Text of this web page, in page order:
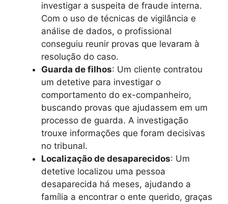
investigar a suspeita de fraude interna.
Com o uso de técnicas de vigilância e
análise de dados, o profissional
conseguiu reunir provas que levaram à
resolução do caso.
Guarda de filhos: Um cliente contratou
um detetive para investigar o
comportamento do ex-companheiro,
buscando provas que ajudassem em um
processo de guarda. A investigação
trouxe informações que foram decisivas
no tribunal.
Localização de desaparecidos: Um
detetive localizou uma pessoa
desaparecida há meses, ajudando a
família a encontrar o ente querido, graças